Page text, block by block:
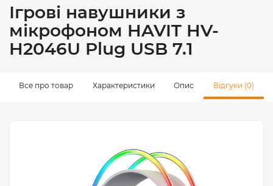
Ігрові навушники з
мікрофоном HAVIT HV-
H2046U Plug USB 7.1
Все про товар Характеристики Опис Відгуки (0)